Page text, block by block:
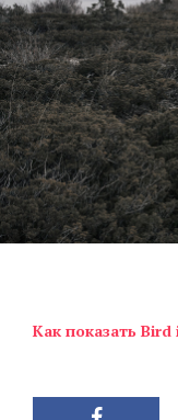
Как показать